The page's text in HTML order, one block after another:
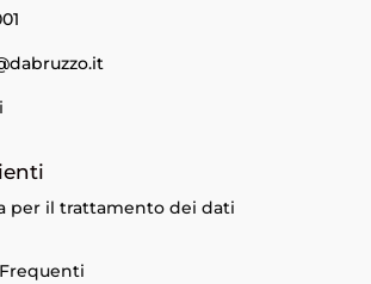
per il trattamento dei dati